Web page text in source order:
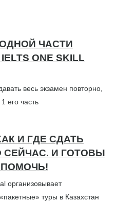
ЧАСТИ
ONE SKILL
весь экзамен повторно,
его часть
И ГДЕ СДАТЬ
СЕЙЧАС. И ГОТОВЫ
организовывает
туры в Казахстан